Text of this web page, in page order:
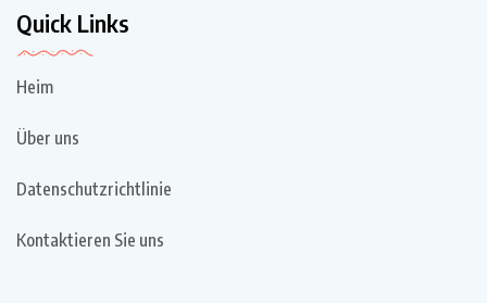
Quick Links
Heim
Über uns
Datenschutzrichtlinie
Kontaktieren Sie uns